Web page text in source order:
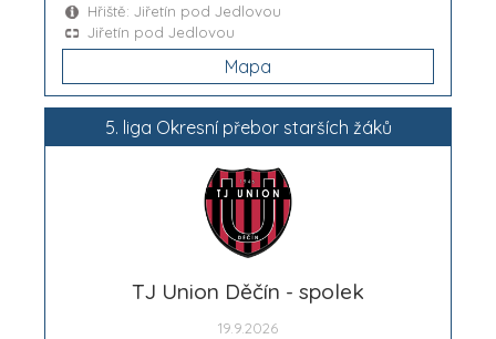
Hřiště: Jiřetín pod Jedlovou
Jiřetín pod Jedlovou
Mapa
5. liga Okresní přebor starších žáků
TJ Union Děčín - spolek
19.9.2026